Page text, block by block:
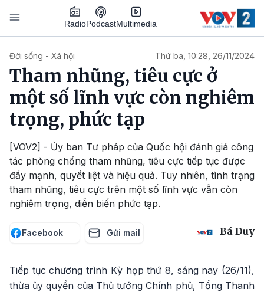
Nhảy đến nội dung
RadioPodcastMultimedia
Đời sống - Xã hội Thứ ba, 10:28, 26/11/2024
Tham nhũng, tiêu cực ở
một số lĩnh vực còn nghiêm
trọng, phức tạp
[VOV2] - Ủy ban Tư pháp của Quốc hội đánh giá công
tác phòng chống tham nhũng, tiêu cực tiếp tục được
đẩy mạnh, quyết liệt và hiệu quả. Tuy nhiên, tình trạng
tham nhũng, tiêu cực trên một số lĩnh vực vẫn còn
nghiêm trọng, diễn biến phức tạp.
Facebook Gửi mail Bá Duy
Tiếp tục chương trình Kỳ họp thứ 8, sáng nay (26/11),
thừa ủy quyền của Thủ tướng Chính phủ, Tổng Thanh